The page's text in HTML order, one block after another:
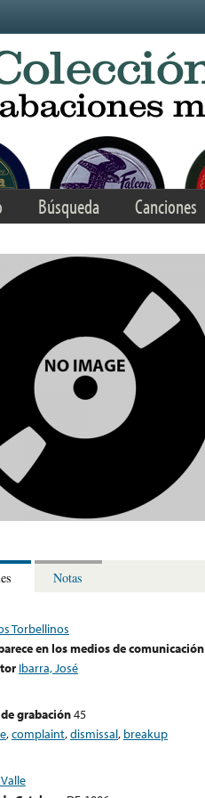
Búsqueda Canciones
Notas
Torbellinos
en los medios de comunicación
Ibarra, José
grabación45
,complaint,dismissal, breakup